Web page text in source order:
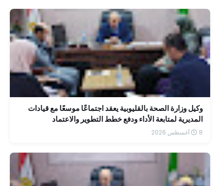
وكيل وزارة الصحة بالقليوبية يعقد اجتماعًا موسعًا مع قيادات
المديرية لمتابعة الأداء ودفع خطط التطوير والاعتماد
8 أغسطس 2026